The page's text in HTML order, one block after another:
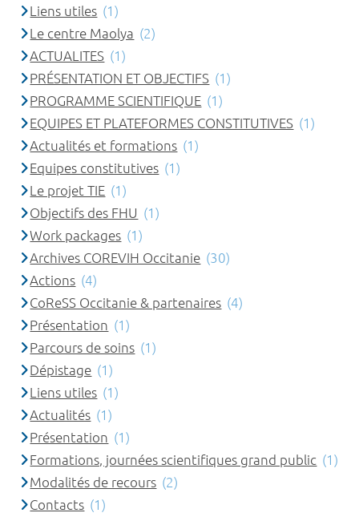
Liens utiles (1)
Le centre Maolya (2)
ACTUALITES (1)
PRÉSENTATION ET OBJECTIFS (1)
PROGRAMME SCIENTIFIQUE (1)
EQUIPES ET PLATEFORMES CONSTITUTIVES (1)
Actualités et formations (1)
Equipes constitutives (1)
Le projet TIE (1)
Objectifs des FHU (1)
Work packages (1)
Archives COREVIH Occitanie (30)
Actions (4)
CoReSS Occitanie & partenaires (4)
Présentation (1)
Parcours de soins (1)
Dépistage (1)
Liens utiles (1)
Actualités (1)
Présentation (1)
Formations, journées scientifiques grand public (1)
Modalités de recours (2)
Contacts (1)